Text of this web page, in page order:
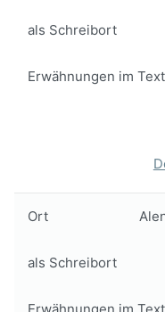
als Schreibort
Erwähnungen im Text
Ort
als Schreibort